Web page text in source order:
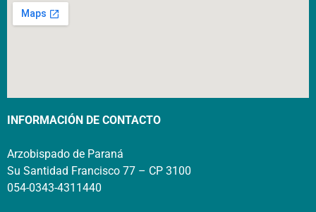
INFORMACIÓN DE CONTACTO
Arzobispado de Paraná
Su Santidad Francisco 77 – CP 3100
054-0343-4311440